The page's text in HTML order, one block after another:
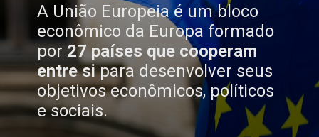
A União Europeia é um bloco
econômico da Europa formado
por 27 países que cooperam
entre sipara desenvolver seus
objetivos econômicos, políticos
e sociais.